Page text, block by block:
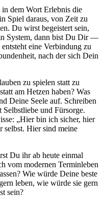
dem Wort Erlebnis die
Spiel daraus, von Zeit zu
Du wirst begeistert sein,
System, dann bist Du Dir —
eine Verbindung zu
nach der sich Dein
zu spielen statt zu
am Hetzen haben? Was
Deine Seele auf. Schreiben
Selbstliebe und Fürsorge.
„Hier bin ich sicher, hier
selbst. Hier sind meine
Du ihr ab heute einmal
vom modernen Terminleben
Wie würde Deine beste
leben, wie würde sie gern
sein?